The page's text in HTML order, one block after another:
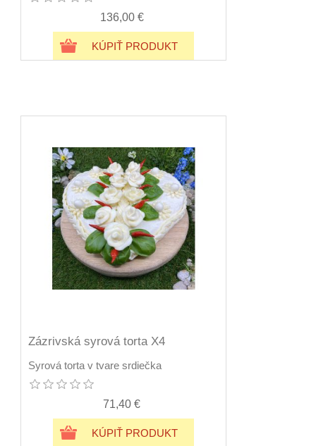
136,00 €
KÚPIŤ PRODUKT
Zázrivská syrová torta X4
Syrová torta v tvare srdiečka
71,40 €
KÚPIŤ PRODUKT